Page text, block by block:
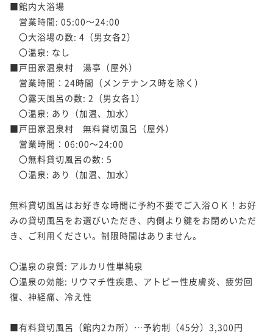
■館内大浴場
営業時間: 05:00～24:00
〇大浴場の数: 4（男女各2）
〇温泉: なし
■戸田家温泉村　湯亭（屋外）
営業時間：24時間（メンテナンス時を除く）
〇露天風呂の数: 2（男女各1）
〇温泉: あり（加温、加水）
■戸田家温泉村　無料貸切風呂（屋外）
営業時間：06:00～24:00
〇無料貸切風呂の数: 5
〇温泉: あり（加温、加水）
無料貸切風呂はお好きな時間に予約不要でご入浴ＯＫ！お好
みの貸切風呂をお選びいただき、内側より鍵をお閉めいただ
き、ご利用ください。制限時間はありません。
〇温泉の泉質: アルカリ性単純泉
〇温泉の効能: リウマチ性疾患、アトピー性皮膚炎、疲労回
復、神経痛、冷え性
■有料貸切風呂（館内2カ所）…予約制（45分）3,300円